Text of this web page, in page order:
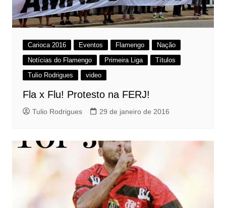
Carioca 2016 Eventos Flamengo
Nação
Notícias do Flamengo
Primeira Liga
Títulos
Tulio Rodrigues
video
Fla x Flu! Protesto na FERJ!
Tulio Rodrigues 29 de janeiro de 2016